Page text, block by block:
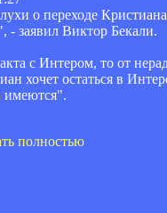
о переходе
- заявил Виктор Бекали.
с Интером, то от
хочет остаться в
имеются".
полностью